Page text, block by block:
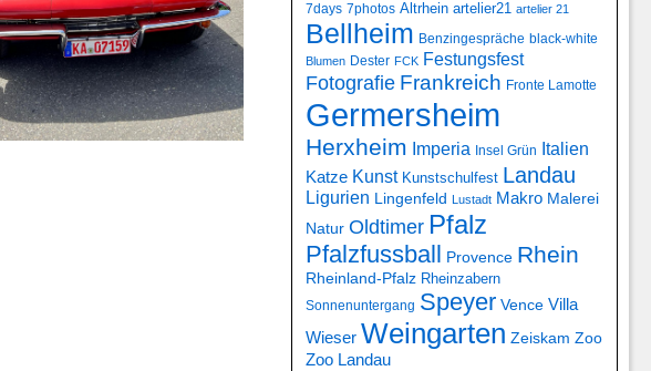
7days 7photos Altrhein artelier21 artelier 21
Bellheim Benzingespräche black-white
Blumen Dester FCK Festungsfest
Fotografie Frankreich Fronte Lamotte
Germersheim
Herxheim Imperia Insel Grün Italien
Katze Kunst Kunstschulfest Landau
Ligurien Lingenfeld Lustadt Makro Malerei
Natur Oldtimer Pfalz
Pfalzfussball Provence Rhein
Rheinland-Pfalz Rheinzabern
Sonnenuntergang Speyer Vence Villa
Wieser Weingarten Zeiskam Zoo
Zoo Landau